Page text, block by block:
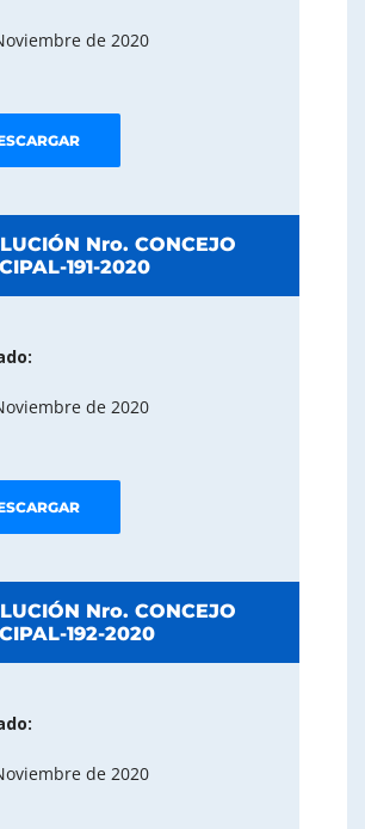
de 2020
Nro. CONCEJO
191-2020
de 2020
Nro. CONCEJO
192-2020
de 2020